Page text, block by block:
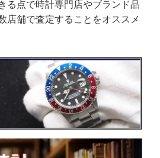
る点で時計専門店やブランド品
店舗で査定することをオススメ